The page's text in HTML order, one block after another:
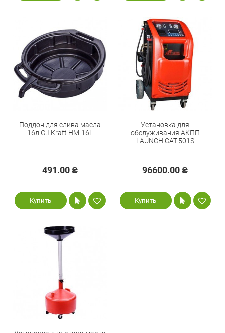
Поддон для слива масла
16л G.I.Kraft HM-16L
491.00 ₴
Купить
Установка для
обслуживания АКПП
LAUNCH CAT-501S
96600.00 ₴
Купить